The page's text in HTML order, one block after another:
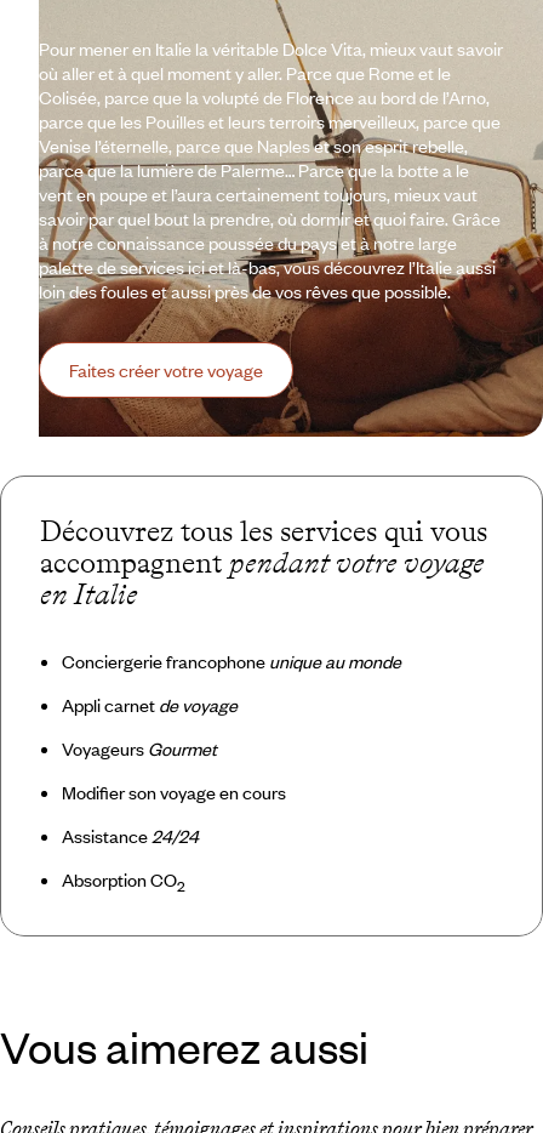
Pour mener en Italie la véritable Dolce Vita, mieux vaut savoir
où aller et à quel moment y aller. Parce que Rome et le
Colisée, parce que la volupté de Florence au bord de l’Arno,
parce que les Pouilles et leurs terroirs merveilleux, parce que
Venise l’éternelle, parce que Naples et son esprit rebelle,
parce que la lumière de Palerme… Parce que la botte a le
vent en poupe et l’aura certainement toujours, mieux vaut
savoir par quel bout la prendre, où dormir et quoi faire. Grâce
à notre connaissance poussée du pays et à notre large
palette de services ici et là-bas, vous découvrez l’Italie aussi
loin des foules et aussi près de vos rêves que possible.
Faites créer votre voyage
Découvrez tous les services qui vous
accompagnent pendant votre voyage
en Italie
Conciergerie francophone unique au monde
Appli carnet de voyage
Voyageurs Gourmet
Modifier son voyage en cours
Assistance 24/24
Absorption CO2
Vous aimerez aussi